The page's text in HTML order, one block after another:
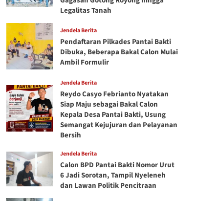
Legalitas Tanah
Jendela Berita
Pendaftaran Pilkades Pantai Bakti
Dibuka, Beberapa Bakal Calon Mulai
Ambil Formulir
Jendela Berita
Reydo Casyo Febrianto Nyatakan
Siap Maju sebagai Bakal Calon
Kepala Desa Pantai Bakti, Usung
Semangat Kejujuran dan Pelayanan
Bersih
Jendela Berita
Calon BPD Pantai Bakti Nomor Urut
6 Jadi Sorotan, Tampil Nyeleneh
dan Lawan Politik Pencitraan